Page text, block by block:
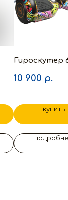
Гироскутер
10 900 р.
купить